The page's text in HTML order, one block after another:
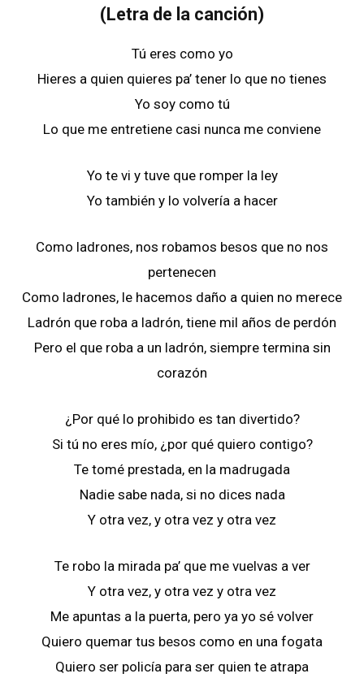
(Letra de la canción)
Tú eres como yo
Hieres a quien quieres pa’ tener lo que no tienes
Yo soy como tú
Lo que me entretiene casi nunca me conviene
Yo te vi y tuve que romper la ley
Yo también y lo volvería a hacer
Como ladrones, nos robamos besos que no nos
pertenecen
Como ladrones, le hacemos daño a quien no merece
Ladrón quе roba a ladrón, tiene mil años de pеrdón
Pero el que roba a un ladrón, siempre termina sin
corazón
¿Por qué lo prohibido es tan divertido?
Si tú no eres mío, ¿por qué quiero contigo?
Te tomé prestada, en la madrugada
Nadie sabe nada, si no dices nada
Y otra vez, y otra vez y otra vez
Te robo la mirada pa’ que me vuelvas a ver
Y otra vez, y otra vez y otra vez
Me apuntas a la puerta, pero ya yo sé volver
Quiero quemar tus besos como en una fogata
Quiero ser policía para ser quien te atrapa